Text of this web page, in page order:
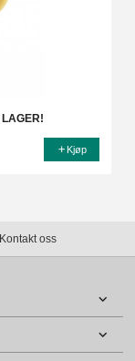
Kjøp
Kontakt oss